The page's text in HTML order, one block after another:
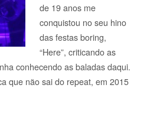
de 19 anos me
conquistou no seu hino
das festas boring,
“Here”, criticando as
conhecendo as baladas daqui.
que não sai do repeat, em 2015